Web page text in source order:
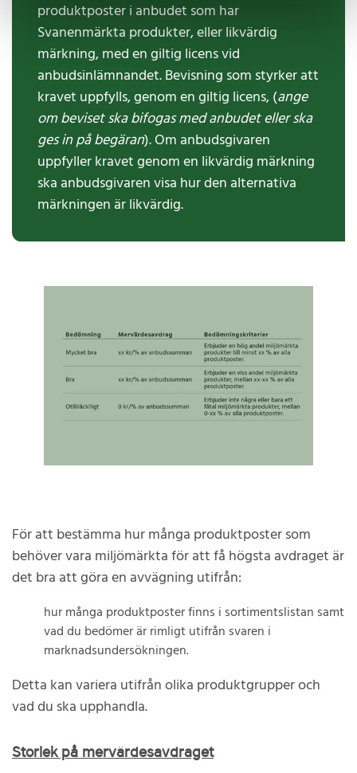
produktposter i anbudet som har
Svanenmärkta produkter, eller likvärdig
märkning, med en giltig licens vid
anbudsinlämnandet. Bevisning som styrker att
kravet uppfylls, genom en giltig licens, (ange
om beviset ska bifogas med anbudet eller ska
ges in på begäran). Om anbudsgivaren
uppfyller kravet genom en likvärdig märkning
ska anbudsgivaren visa hur den alternativa
märkningen är likvärdig.
För att bestämma hur många produktposter som
behöver vara miljömärkta för att få högsta avdraget är
det bra att göra en avvägning utifrån:
hur många produktposter finns i sortimentslistan samt
vad du bedömer är rimligt utifrån svaren i
marknadsundersökningen.
Detta kan variera utifrån olika produktgrupper och
vad du ska upphandla.
Storlek på mervärdesavdraget